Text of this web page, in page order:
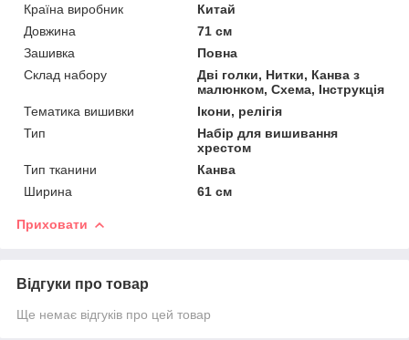
Країна виробник
Китай
Довжина
71 см
Зашивка
Повна
Склад набору
Дві голки, Нитки, Канва з
малюнком, Схема, Інструкція
Тематика вишивки
Ікони, релігія
Тип
Набір для вишивання
хрестом
Тип тканини
Канва
Ширина
61 см
Приховати
Відгуки про товар
Ще немає відгуків про цей товар